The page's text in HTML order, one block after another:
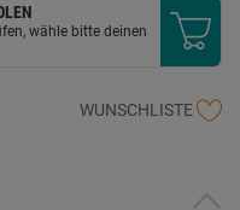
wähle bitte deinen
WUNSCHLISTE